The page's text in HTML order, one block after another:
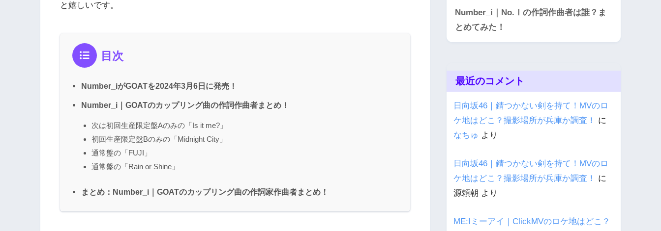
と嬉しいです。
目次
Number_iがGOATを2024年3月6日に発売！
Number_i｜GOATのカップリング曲の作詞作曲者まとめ！
次は初回生産限定盤Aのみの「Is it me?」
初回生産限定盤Bのみの「Midnight City」
通常盤の「FUJI」
通常盤の「Rain or Shine」
まとめ：Number_i｜GOATのカップリング曲の作詞家作曲者まとめ！
Number_i｜No.Ⅰの作詞作曲者は誰？ま
とめてみた！
最近のコメント
日向坂46｜錆つかない剣を持て！MVのロ
ケ地はどこ？撮影場所が兵庫か調査！
に
なちゅ より
日向坂46｜錆つかない剣を持て！MVのロ
ケ地はどこ？撮影場所が兵庫か調査！
に
源頼朝 より
ME:Iミーアイ｜ClickMVのロケ地はどこ？